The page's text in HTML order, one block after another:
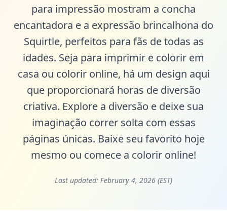
para impressão mostram a concha
encantadora e a expressão brincalhona do
Squirtle, perfeitos para fãs de todas as
idades. Seja para imprimir e colorir em
casa ou colorir online, há um design aqui
que proporcionará horas de diversão
criativa. Explore a diversão e deixe sua
imaginação correr solta com essas
páginas únicas. Baixe seu favorito hoje
mesmo ou comece a colorir online!
Last updated: February 4, 2026 (EST)